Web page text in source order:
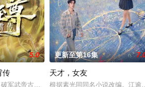
状元，却渴望寻求强国之路。他毅然弃政从商
5.0
传
军武帝古飞扬被世界规则所限，修为困在九
更新至第16集
天才，女友
根据素光同同名小说改编。江逾